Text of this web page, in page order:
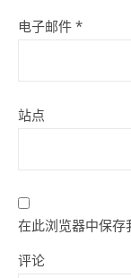
电子邮件 *
站点
在此浏览器中保存
评论